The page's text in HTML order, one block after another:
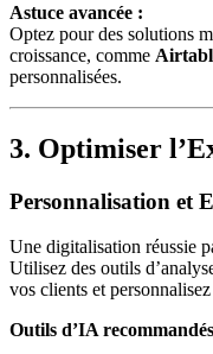
Astuce avancée :
Optez pour des solutions
croissance, comme
personnalisées.
3. Optimiser
Personnalisation et
Une digitalisation réussie
Utilisez des outils
vos clients et
Outils d’IA